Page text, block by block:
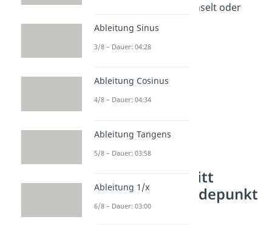
wechselt oder
umgekehrt.
Schritt-für-Schritt
Anleitung: Wendepunkt
berechnen
Ableitung Sinus
3/8 – Dauer: 04:28
Ableitung Cosinus
4/8 – Dauer: 04:34
Ableitung Tangens
5/8 – Dauer: 03:58
Ableitung 1/x
6/8 – Dauer: 03:00